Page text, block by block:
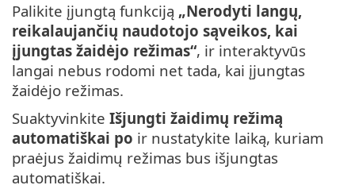
Palikite įjungtą funkciją „Nerodyti langų,
reikalaujančių naudotojo sąveikos, kai
įjungtas žaidėjo režimas“, ir interaktyvūs
langai nebus rodomi net tada, kai įjungtas
žaidėjo režimas.
Suaktyvinkite Išjungti žaidimų režimą
automatiškai po ir nustatykite laiką, kuriam
praėjus žaidimų režimas bus išjungtas
automatiškai.